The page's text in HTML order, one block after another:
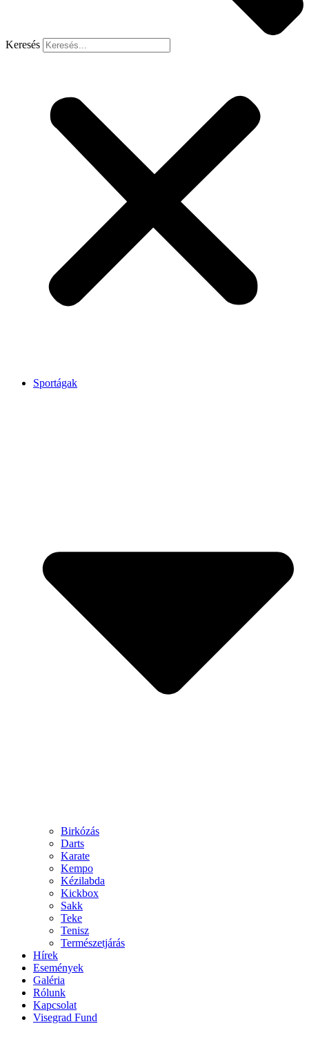
Keresés
Sportágak
Birkózás
Darts
Karate
Kempo
Kézilabda
Kickbox
Sakk
Teke
Tenisz
Természetjárás
Hírek
Események
Galéria
Rólunk
Kapcsolat
Visegrad Fund